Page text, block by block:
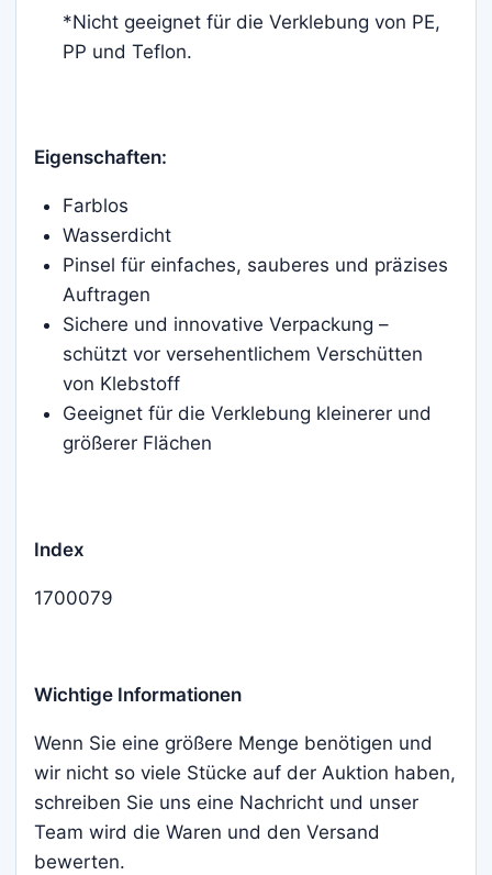
*Nicht geeignet für die Verklebung von PE,
PP und Teflon.
Eigenschaften:
Farblos
Wasserdicht
Pinsel für einfaches, sauberes und präzises
Auftragen
Sichere und innovative Verpackung –
schützt vor versehentlichem Verschütten
von Klebstoff
Geeignet für die Verklebung kleinerer und
größerer Flächen
Index
1700079
Wichtige Informationen
Wenn Sie eine größere Menge benötigen und
wir nicht so viele Stücke auf der Auktion haben,
schreiben Sie uns eine Nachricht und unser
Team wird die Waren und den Versand
bewerten.